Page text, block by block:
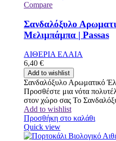
Compare
Σανδαλόξυλο
Μελιμπάμπα | Passas
ΑΙΘΕΡΙΑ ΕΛΑΙΑ
6,40 €
Add to wishlist
Σανδαλόξυλο Αρωματικό
Προσθέστε μια νότα
στον χώρο σας Το
Add to wishlist
Προσθήκη στο καλάθι
Quick view